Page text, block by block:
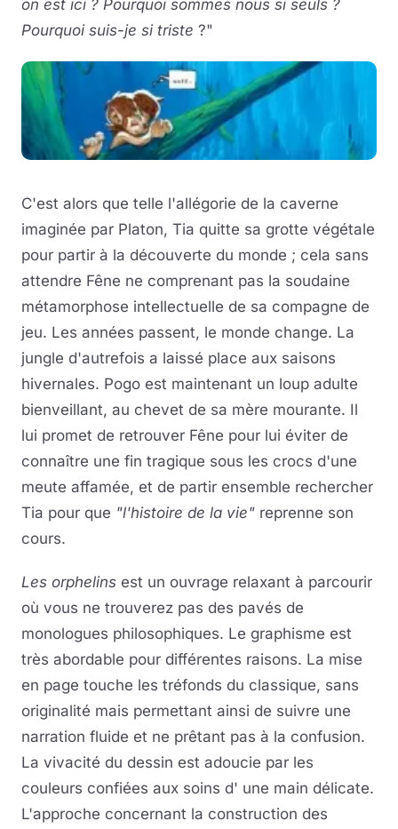
on est ici ? Pourquoi sommes nous si seuls ?
Pourquoi suis-je si triste ?"
C'est alors que telle l'allégorie de la caverne
imaginée par Platon, Tia quitte sa grotte végétale
pour partir à la découverte du monde ; cela sans
attendre Fêne ne comprenant pas la soudaine
métamorphose intellectuelle de sa compagne de
jeu. Les années passent, le monde change. La
jungle d'autrefois a laissé place aux saisons
hivernales. Pogo est maintenant un loup adulte
bienveillant, au chevet de sa mère mourante. Il
lui promet de retrouver Fêne pour lui éviter de
connaître une fin tragique sous les crocs d'une
meute affamée, et de partir ensemble rechercher
Tia pour que "l'histoire de la vie" reprenne son
cours.
Les orphelins est un ouvrage relaxant à parcourir
où vous ne trouverez pas des pavés de
monologues philosophiques. Le graphisme est
très abordable pour différentes raisons. La mise
en page touche les tréfonds du classique, sans
originalité mais permettant ainsi de suivre une
narration fluide et ne prêtant pas à la confusion.
La vivacité du dessin est adoucie par les
couleurs confiées aux soins d' une main délicate.
L'approche concernant la construction des